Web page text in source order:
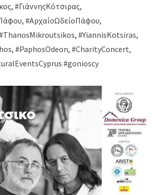
#ΓιάννηςΚότσιρας,
#ΑρχαίοΩδείοΠάφου,
#YiannisKotsiras,
#PaphosOdeon, #CharityConcert,
#gonioscy